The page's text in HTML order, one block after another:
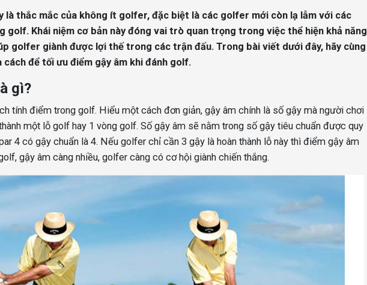
là thắc mắc của không ít golfer, đặc biệt là các golfer mới còn lạ lẫm với các
golf. Khái niệm cơ bản này đóng vai trò quan trọng trong việc thể hiện khả năng
golfer giành được lợi thế trong các trận đấu. Trong bài viết dưới đây, hãy cùng
để tối ưu điểm gậy âm khi đánh golf.
gì?
tính điểm trong golf. Hiểu một cách đơn giản, gậy âm chính là số gậy mà người chơi
một lỗ golf hay 1 vòng golf. Số gậy âm sẽ nằm trong số gậy tiêu chuẩn được quy
4 có gậy chuẩn là 4. Nếu golfer chỉ cần 3 gậy là hoàn thành lỗ này thì điểm gậy âm
gậy âm càng nhiều, golfer càng có cơ hội giành chiến thắng.